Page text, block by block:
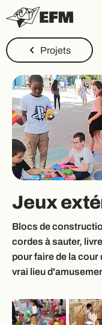
Projets
Jeux
Blocs de
cordes à sauter,
pour faire de la cour
vrai lieu